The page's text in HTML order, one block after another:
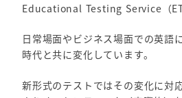
Educational Testing Service（
日常場面やビジネス場面での英語
時代と共に変化しています。
新形式のテストではその変化に対